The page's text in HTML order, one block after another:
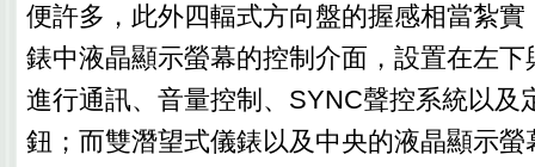
便許多，此外四輻式方向盤的握感相當紮
錶中液晶顯示螢幕的控制介面，設置在左
進行通訊、音量控制、SYNC聲控系統以及
鈕；而雙潛望式儀錶以及中央的液晶顯示